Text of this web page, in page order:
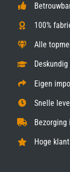
100%
Alle
Eigen
Snelle
Bezorging
Hoge